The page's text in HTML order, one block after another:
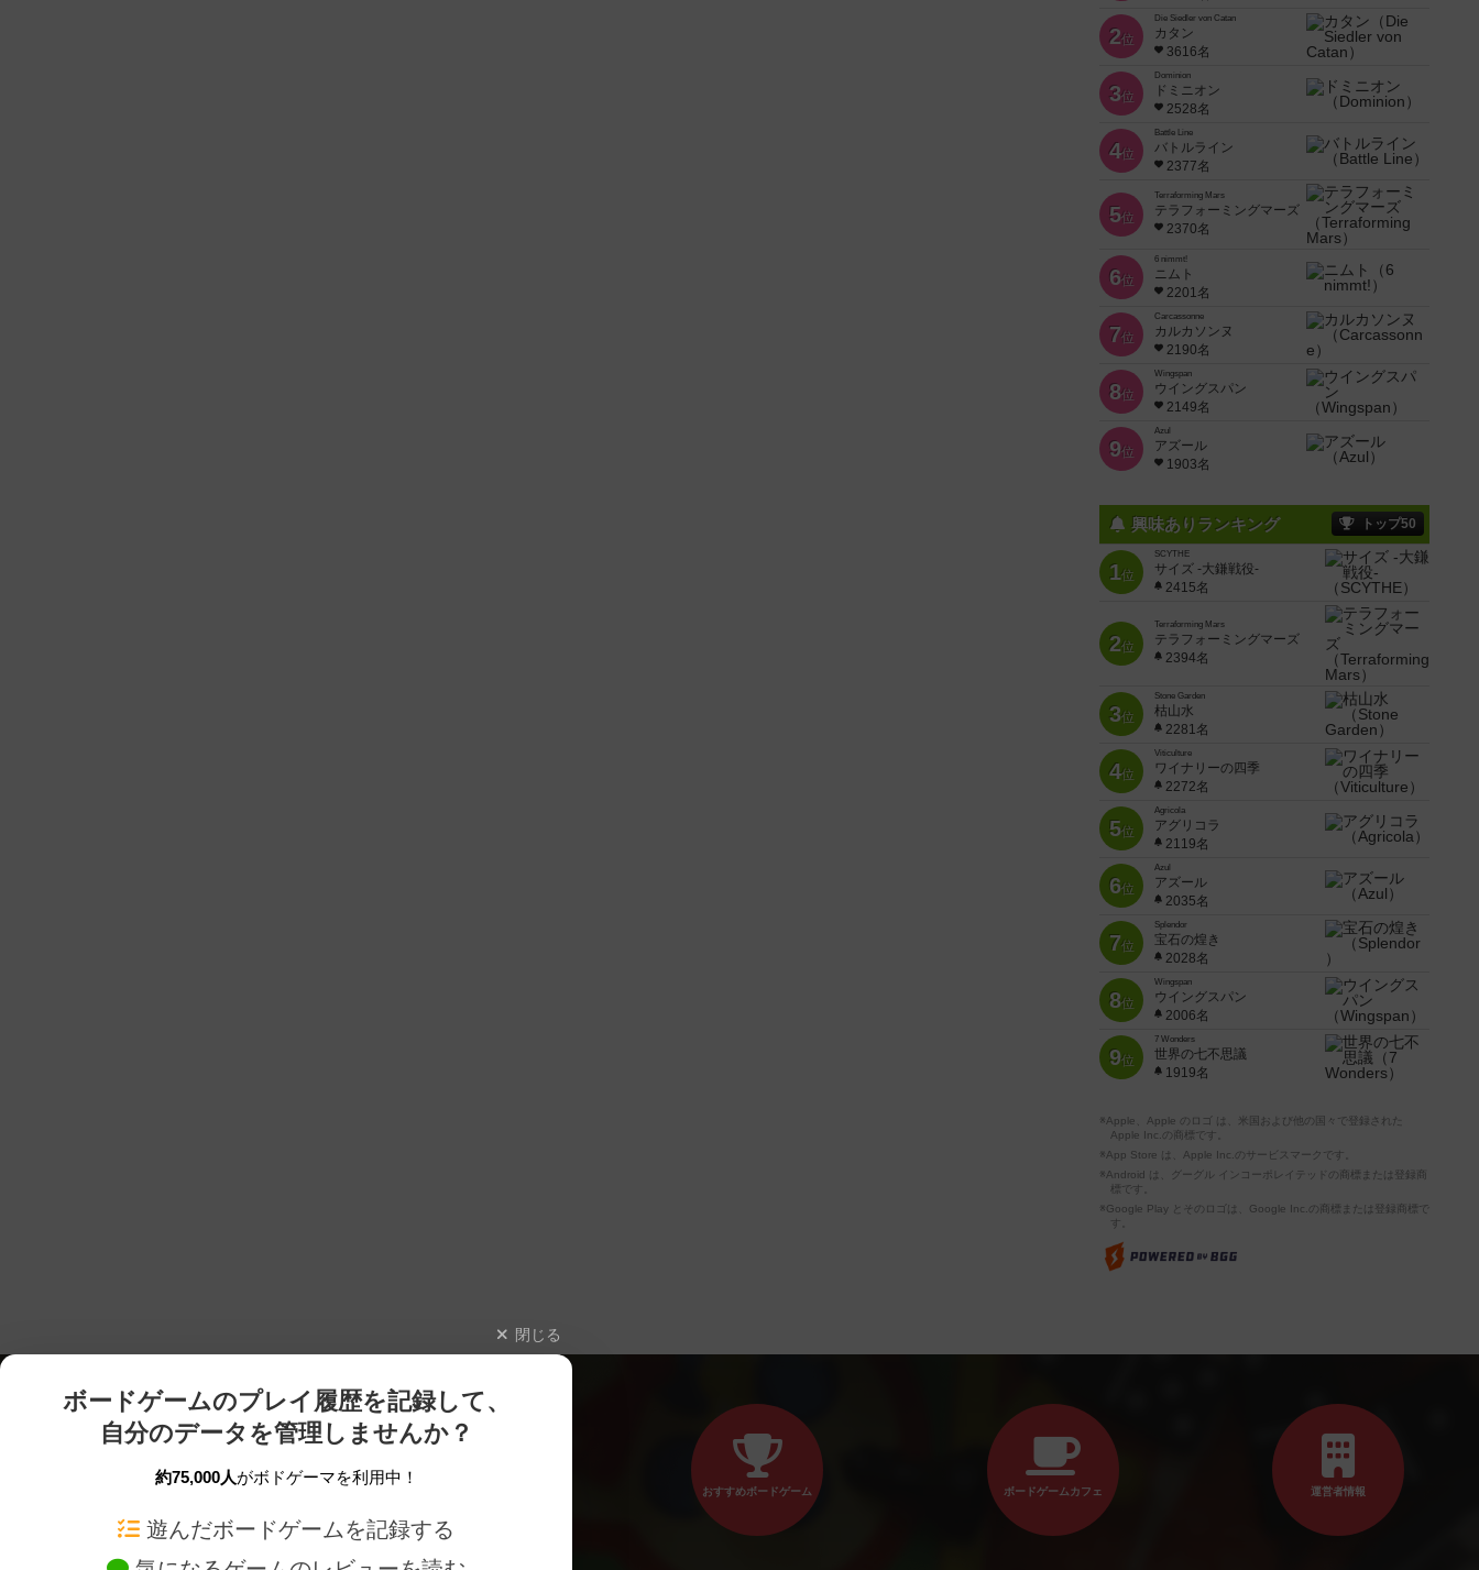
2位
Die Siedler von Catan
カタン
3616名
3位
Dominion
ドミニオン
2528名
4位
Battle Line
バトルライン
2377名
5位
Terraforming Mars
テラフォーミングマーズ
2370名
6位
6 nimmt!
ニムト
2201名
7位
Carcassonne
カルカソンヌ
2190名
8位
Wingspan
ウイングスパン
2149名
9位
Azul
アズール
1903名
興味ありランキング トップ50
1位
SCYTHE
サイズ -大鎌戦役-
2415名
2位
Terraforming Mars
テラフォーミングマーズ
2394名
3位
Stone Garden
枯山水
2281名
4位
Viticulture
ワイナリーの四季
2272名
5位
Agricola
アグリコラ
2119名
6位
Azul
アズール
2035名
7位
Splendor
宝石の煌き
2028名
8位
Wingspan
ウイングスパン
2006名
9位
7 Wonders
世界の七不思議
1919名
※Apple、Apple のロゴ は、米国および他の国々で登録された
Apple Inc.の商標です。
※App Store は、Apple Inc.のサービスマークです。
※Android は、グーグル インコーポレイテッドの商標または登録商
標です。
※Google Play とそのロゴは、Google Inc.の商標または登録商標で
す。
閉じる
ボードゲームのプレイ履歴を記録して、
自分のデータを管理しませんか？
約75,000人がボドゲーマを利用中！
遊んだボードゲームを記録する
おすすめボードゲーム ボードゲームカフェ 運営者情報